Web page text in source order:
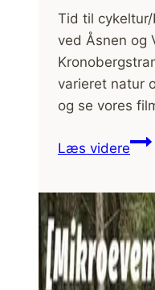
Tid til
ved Åsnen og
varieret natur
og se vores
Læs videre